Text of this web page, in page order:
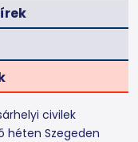
civilek
héten Szegeden